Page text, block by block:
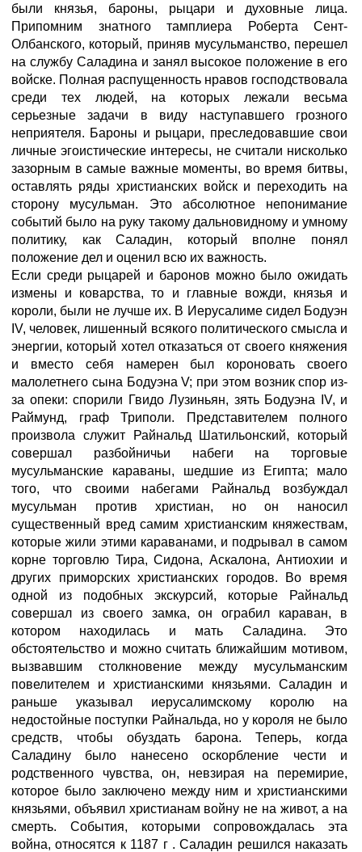
были князья, бароны, рыцари и духовные лица.
Припомним знатного тамплиера Роберта Сент-
Олбанского, который, приняв мусульманство, перешел
на службу Саладина и занял высокое положение в его
войске. Полная распущенность нравов господствовала
среди тех людей, на которых лежали весьма
серьезные задачи в виду наступавшего грозного
неприятеля. Бароны и рыцари, преследовавшие свои
личные эгоистические интересы, не считали нисколько
зазорным в самые важные моменты, во время битвы,
оставлять ряды христианских войск и переходить на
сторону мусульман. Это абсолютное непонимание
событий было на руку такому дальновидному и умному
политику, как Саладин, который вполне понял
положение дел и оценил всю их важность.
Если среди рыцарей и баронов можно было ожидать
измены и коварства, то и главные вожди, князья и
короли, были не лучше их. В Иерусалиме сидел Бодуэн
IV, человек, лишенный всякого политического смысла и
энергии, который хотел отказаться от своего княжения
и вместо себя намерен был короновать своего
малолетнего сына Бодуэна V; при этом возник спор из-
за опеки: спорили Гвидо Лузиньян, зять Бодуэна IV, и
Раймунд, граф Триполи. Представителем полного
произвола служит Райнальд Шатильонский, который
совершал разбойничьи набеги на торговые
мусульманские караваны, шедшие из Египта; мало
того, что своими набегами Райнальд возбуждал
мусульман против христиан, но он наносил
существенный вред самим христианским княжествам,
которые жили этими караванами, и подрывал в самом
корне торговлю Тира, Сидона, Аскалона, Антиохии и
других приморских христианских городов. Во время
одной из подобных экскурсий, которые Райнальд
совершал из своего замка, он ограбил караван, в
котором находилась и мать Саладина. Это
обстоятельство и можно считать ближайшим мотивом,
вызвавшим столкновение между мусульманским
повелителем и христианскими князьями. Саладин и
раньше указывал иерусалимскому королю на
недостойные поступки Райнальда, но у короля не было
средств, чтобы обуздать барона. Теперь, когда
Саладину было нанесено оскорбление чести и
родственного чувства, он, невзирая на перемирие,
которое было заключено между ним и христианскими
князьями, объявил христианам войну не на живот, а на
смерть. События, которыми сопровождалась эта
война, относятся к 1187 г . Саладин решился наказать